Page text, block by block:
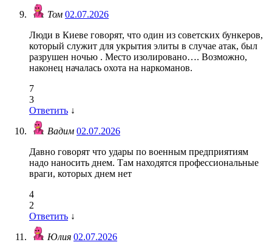
Том 02.07.2026
Люди в Киеве говорят, что один из советских бункеров,
который служит для укрытия элиты в случае атак, был
разрушен ночью . Место изолировано…. Возможно,
наконец началась охота на наркоманов.
7
3
Ответить ↓
Вадим 02.07.2026
Давно говорят что удары по военным предприятиям
надо наносить днем. Там находятся профессиональные
враги, которых днем нет
4
2
Ответить ↓
Юлия 02.07.2026